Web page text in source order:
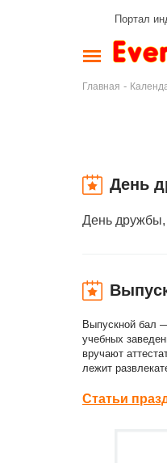
Портал
Главная -
День
День дружбы,
Выпускной бал
учебных
вручают
лежит
Статьи